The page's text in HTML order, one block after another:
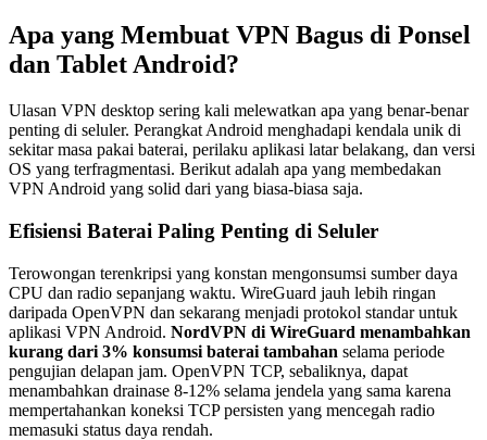
Apa yang Membuat VPN Bagus di Ponsel
dan Tablet Android?
Ulasan VPN desktop sering kali melewatkan apa yang benar-benar
penting di seluler. Perangkat Android menghadapi kendala unik di
sekitar masa pakai baterai, perilaku aplikasi latar belakang, dan versi
OS yang terfragmentasi. Berikut adalah apa yang membedakan
VPN Android yang solid dari yang biasa-biasa saja.
Efisiensi Baterai Paling Penting di Seluler
Terowongan terenkripsi yang konstan mengonsumsi sumber daya
CPU dan radio sepanjang waktu. WireGuard jauh lebih ringan
daripada OpenVPN dan sekarang menjadi protokol standar untuk
aplikasi VPN Android. NordVPN di WireGuard menambahkan
kurang dari 3% konsumsi baterai tambahan selama periode
pengujian delapan jam. OpenVPN TCP, sebaliknya, dapat
menambahkan drainase 8-12% selama jendela yang sama karena
mempertahankan koneksi TCP persisten yang mencegah radio
memasuki status daya rendah.